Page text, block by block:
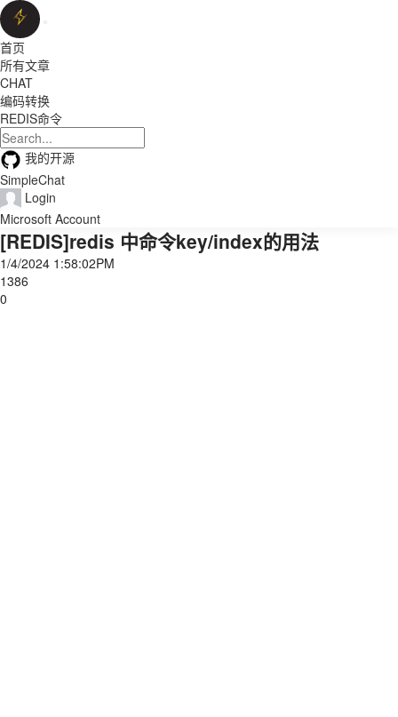
首页
所有文章
CHAT
编码转换
REDIS命令
我的开源
SimpleChat
Login
Microsoft Account
[REDIS]redis 中命令key/index的用法
1/4/2024 1:58:02PM
1386
0